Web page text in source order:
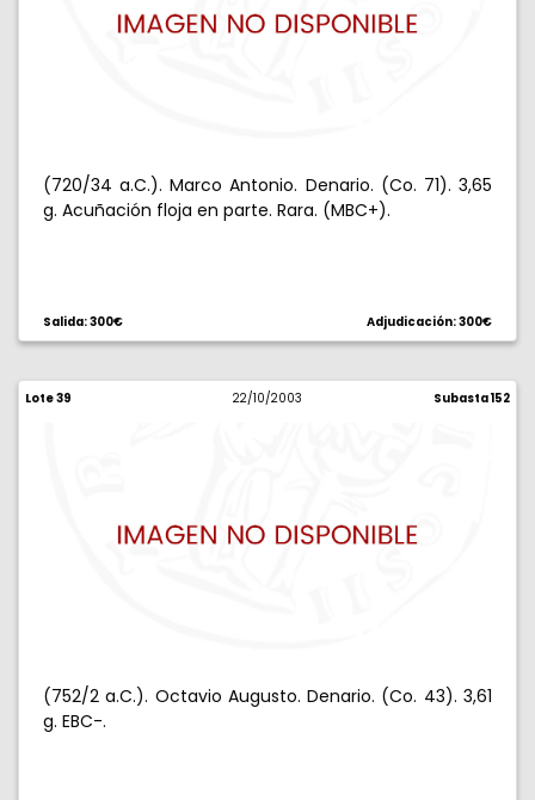
(720/34 a.C.). Marco Antonio. Denario. (Co. 71). 3,65
g. Acuñación floja en parte. Rara. (MBC+).
Salida: 300€ Adjudicación: 300€
Lote 39 22/10/2003 Subasta 152
(752/2 a.C.). Octavio Augusto. Denario. (Co. 43). 3,61
g. EBC-.